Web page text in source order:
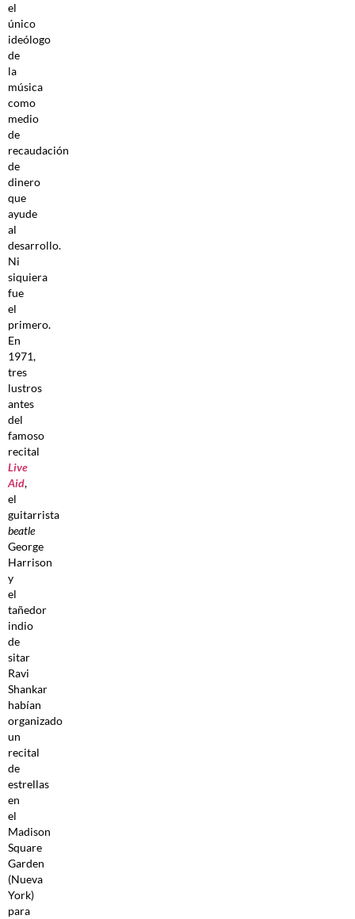
el
único
ideólogo
de
la
música
como
medio
de
recaudación
de
dinero
que
ayude
al
desarrollo.
Ni
siquiera
fue
el
primero.
En
1971,
tres
lustros
antes
del
famoso
recital
Live
Aid,
el
guitarrista
beatle
George
Harrison
y
el
tañedor
indio
de
sitar
Ravi
Shankar
habían
organizado
un
recital
de
estrellas
en
el
Madison
Square
Garden
(Nueva
York)
para